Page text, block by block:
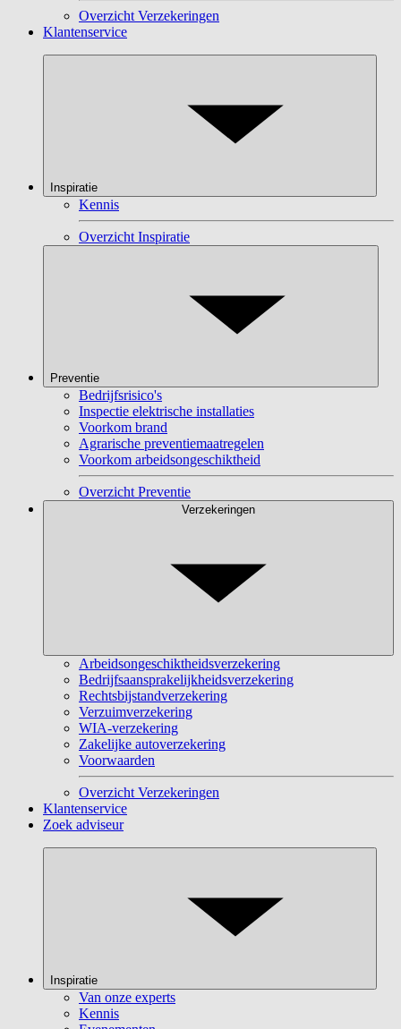
Overzicht Verzekeringen
Klantenservice
Inspiratie
Kennis
Overzicht Inspiratie
Preventie
Bedrijfsrisico's
Inspectie elektrische installaties
Voorkom brand
Agrarische preventiemaatregelen
Voorkom arbeidsongeschiktheid
Overzicht Preventie
Verzekeringen
Arbeidsongeschiktheidsverzekering
Bedrijfsaansprakelijkheidsverzekering
Rechtsbijstandverzekering
Verzuimverzekering
WIA-verzekering
Zakelijke autoverzekering
Voorwaarden
Overzicht Verzekeringen
Klantenservice
Zoek adviseur
Inspiratie
Van onze experts
Kennis